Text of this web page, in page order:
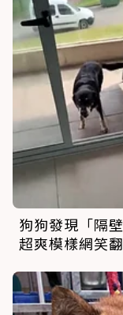
狗狗發現「隔
超爽模樣網笑